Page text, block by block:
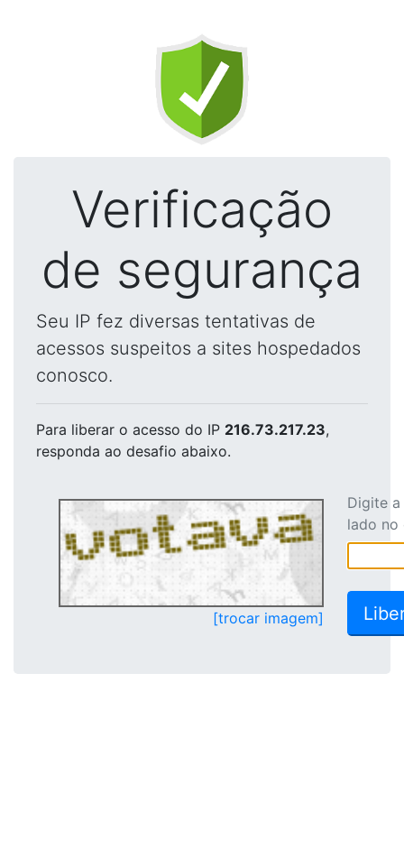
Verificação
de segurança
Seu IP fez diversas tentativas de
acessos suspeitos a sites hospedados
conosco.
Para liberar o acesso do IP 216.73.217.23,
responda ao desafio abaixo.
[trocar imagem]
Digite
lado no